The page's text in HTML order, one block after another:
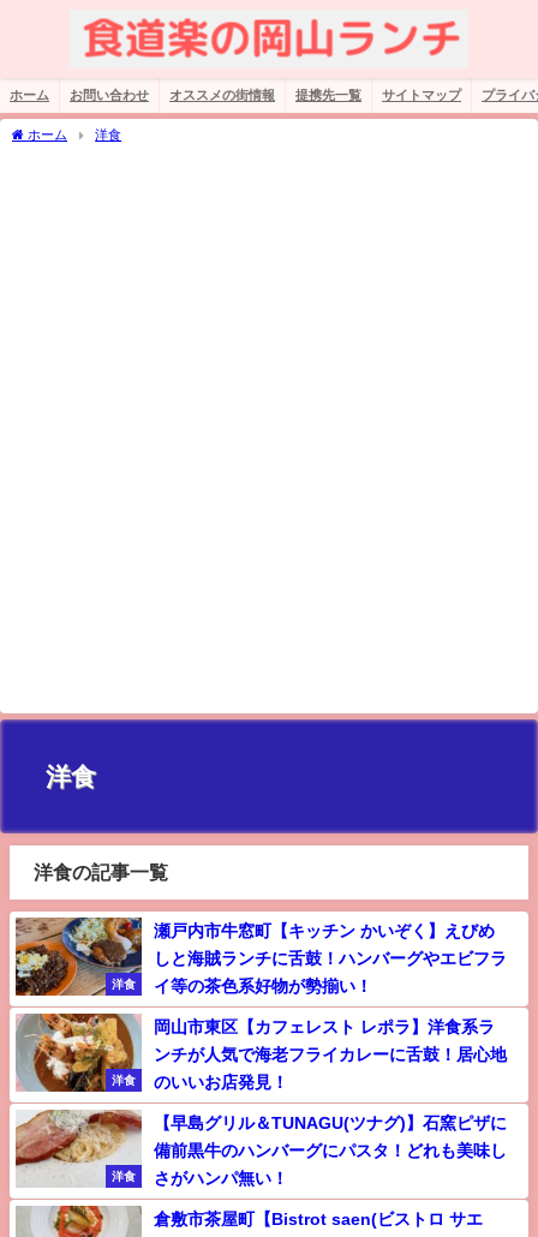
ホーム お問い合わせ オススメの街情報 提携先一覧 サイトマップ プライ
ホーム 洋食
洋食
洋食の記事一覧
洋食
瀬戸内市牛窓町【キッチン かいぞく】えびめ
しと海賊ランチに舌鼓！ハンバーグやエビフラ
イ等の茶色系好物が勢揃い！
洋食
岡山市東区【カフェレスト レポラ】洋食系ラ
ンチが人気で海老フライカレーに舌鼓！居心地
のいいお店発見！
洋食
【早島グリル＆TUNAGU(ツナグ)】石窯ピザに
備前黒牛のハンバーグにパスタ！どれも美味し
さがハンパ無い！
倉敷市茶屋町【Bistrot saen(ビストロ サエ